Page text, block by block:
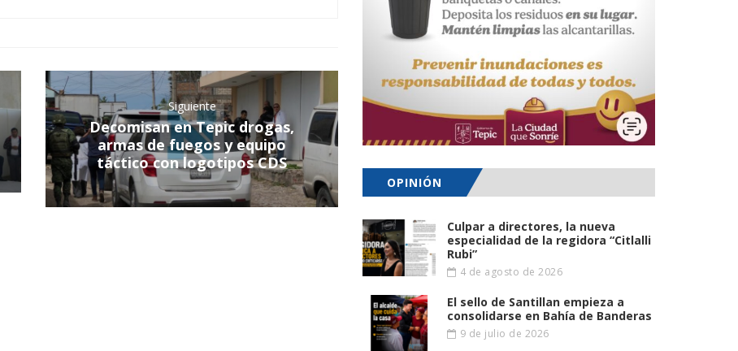
Siguiente
Decomisan en Tepic drogas,
armas de fuegos y equipo
táctico con logotipos CDS
OPINIÓN
Culpar a directores, la nueva
especialidad de la regidora “Citlalli
Rubi”
4 de agosto de 2026
El sello de Santillan empieza a
consolidarse en Bahía de Banderas
9 de julio de 2026